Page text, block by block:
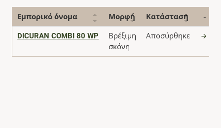
Εμπορικό όνομα Μορφή Κατάσταση -
DICURAN COMBI 80 WP
Βρέξιμη
σκόνη
Αποσύρθηκε